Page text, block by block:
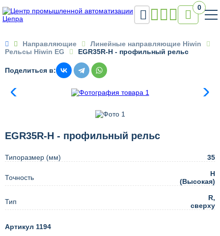
 0
 Направляющие
Линейные направляющие Hiwin
Рельсы Hiwin EG
EGR35R-H - профильный рельс
Поделиться в:
EGR35R-H - профильный рельс
Типоразмер (мм) 35
Точность
H
(Высокая)
Тип
R,
сверху
Артикул 1194